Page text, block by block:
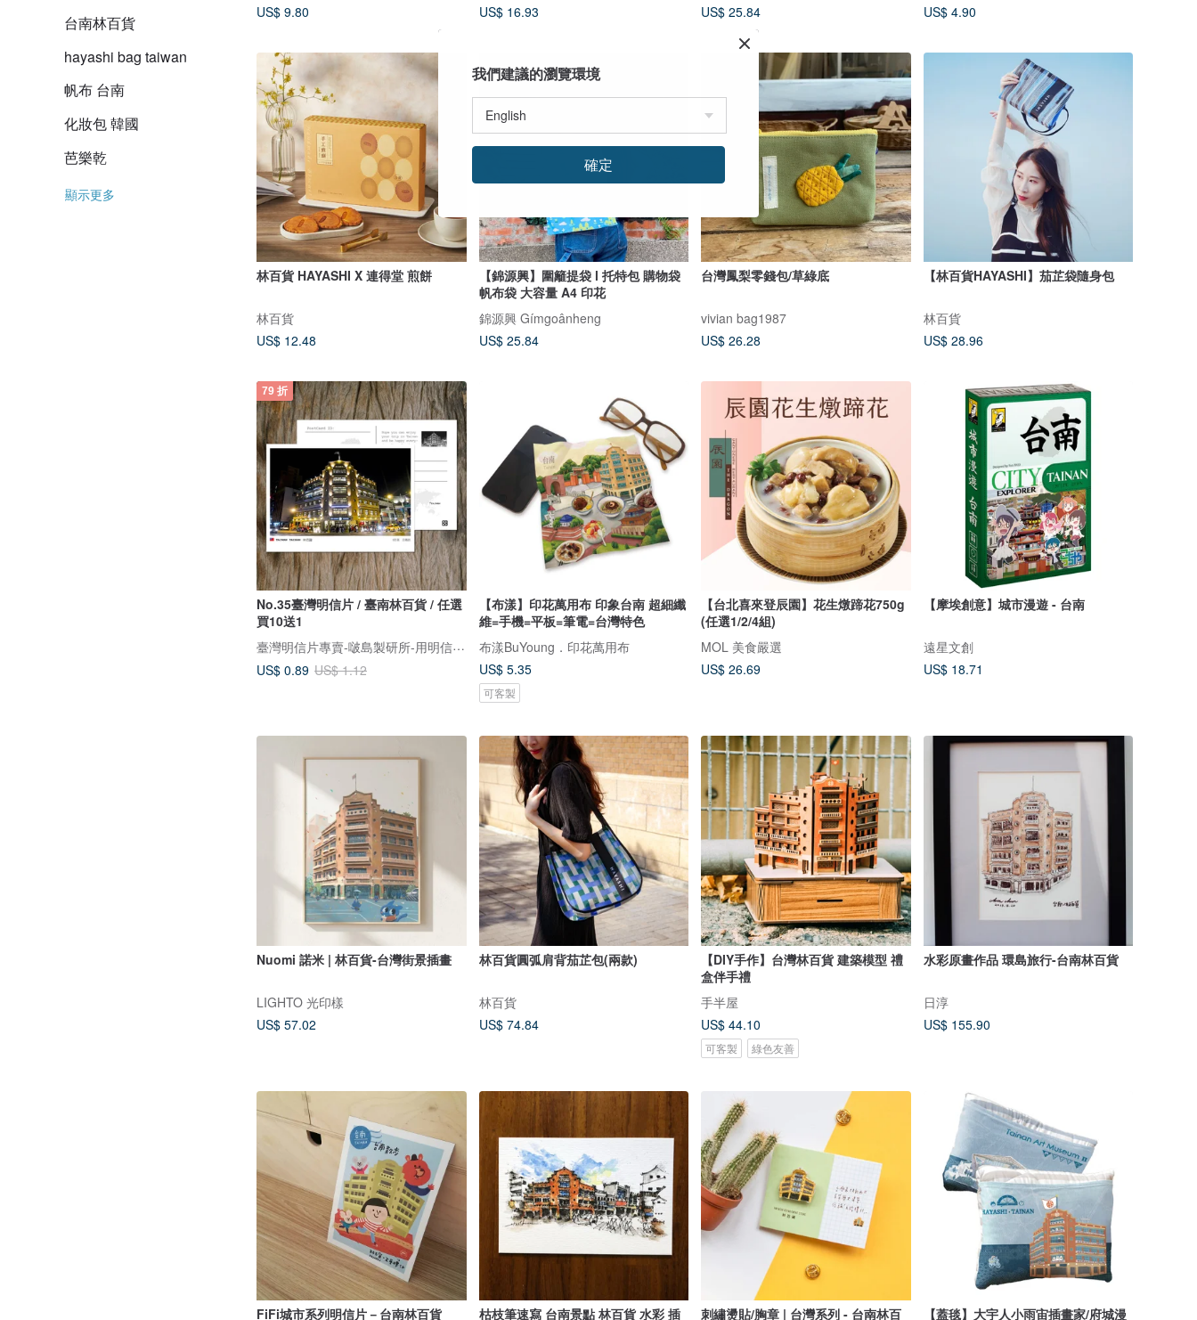
台南林百貨
hayashi bag taiwan
帆布 台南
化妝包 韓國
芭樂乾
顯示更多
US$ 9.80
US$ 16.93
US$ 25.84
US$ 4.90
林百貨 HAYASHI X 連得堂 煎餅
林百貨
US$ 12.48
【錦源興】圍籬提袋 l 托特包 購物袋
帆布袋 大容量 A4 印花
錦源興 Gímgoânheng
US$ 25.84
台灣鳳梨零錢包/草綠底
vivian bag1987
US$ 26.28
【林百貨HAYASHI】茄芷袋隨身包
林百貨
US$ 28.96
79 折
No.35臺灣明信片 / 臺南林百貨 / 任選
買10送1
臺灣明信片專賣-啵島製研所-用明信片點亮臺灣
US$ 0.89 US$ 1.12
【布漾】印花萬用布 印象台南 超細纖
維=手機=平板=筆電=台灣特色
布漾BuYoung．印花萬用布
US$ 5.35
可客製
【台北喜來登辰園】花生燉蹄花750g
(任選1/2/4組)
MOL 美食嚴選
US$ 26.69
【摩埃創意】城市漫遊 - 台南
遠星文創
US$ 18.71
Nuomi 諾米 | 林百貨-台灣街景插畫
LIGHTO 光印樣
US$ 57.02
林百貨圓弧肩背茄芷包(兩款)
林百貨
US$ 74.84
【DIY手作】台灣林百貨 建築模型 禮
盒伴手禮
手半屋
US$ 44.10
可客製 綠色友善
水彩原畫作品 環島旅行-台南林百貨
日淳
US$ 155.90
FiFi城市系列明信片－台南林百貨 枯枝筆速寫 台南景點 林百貨 水彩 插 刺繡燙貼/胸章 | 台灣系列 - 台南林百 【蓋毯】大宇人小雨宙插畫家/府城漫
我們建議的瀏覽環境
確定